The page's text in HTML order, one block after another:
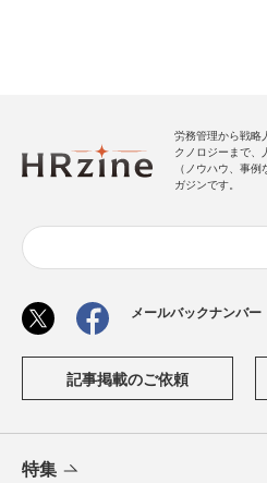
労務管理から戦略
クノロジーまで、
（ノウハウ、事
ガジンです。
メールバックナンバー
記事掲載のご依頼
特集